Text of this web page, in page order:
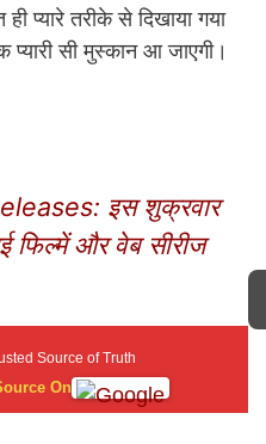
प्यारे तरीके से दिखाया गया
सी मुस्कान आ जाएगी।
इस शुक्रवार
फिल्में और वेब सीरीज
Source of Truth
On